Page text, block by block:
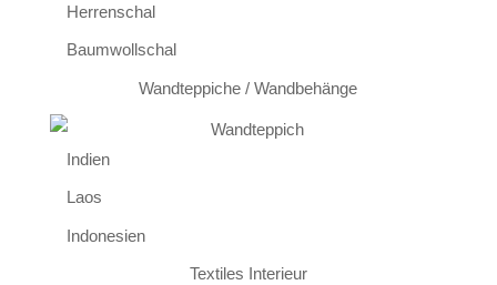
Herrenschal
Baumwollschal
Wandteppiche / Wandbehänge
Indien
Laos
Indonesien
Textiles Interieur